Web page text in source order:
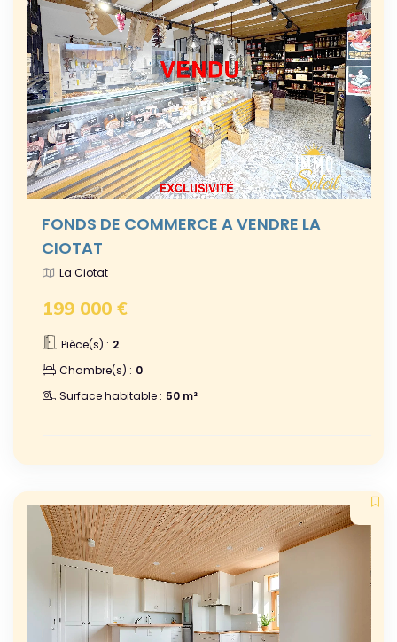
FONDS DE COMMERCE A VENDRE LA
CIOTAT
La Ciotat
199 000 €
Pièce(s) : 2
Chambre(s) : 0
Surface habitable : 50 m²